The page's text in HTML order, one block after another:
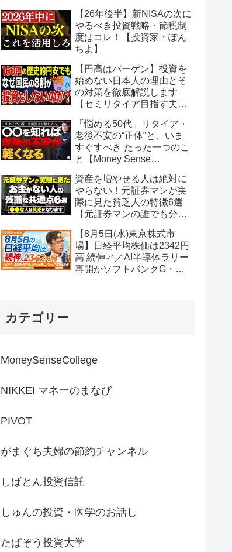
【26年後半】新NISAの次に
やるべき投資戦略・節税制
度はコレ！【投資家・ぽん
ちよ】
【円高はバーゲン】投資を
始めない日本人の理由とそ
の対策を徹底解説します
【セミリタイア目指す夫婦
「悩める50代」リタイア・
老後不安の“正体”と、いま
すぐすべき たった一つのこ
と【Money Sense
資産を増やせる人は絶対に
やらない！元証券マンが実
際に見た貧乏人の特徴6選
【元証券マンの誰でも分か
【8月5日(水)東京株式市
場】日経平均株価は2342円
高 続伸📈／AI半導体ラリー
再開かソフトバンクG・イ
カテゴリー
MoneySenseCollege
NIKKEI マネーのまなび
PIVOT
がまぐち夫婦の節約チャンネル
しばとん投資信託
しゅんの投資・医学のお話し
たぱぞう投資大学